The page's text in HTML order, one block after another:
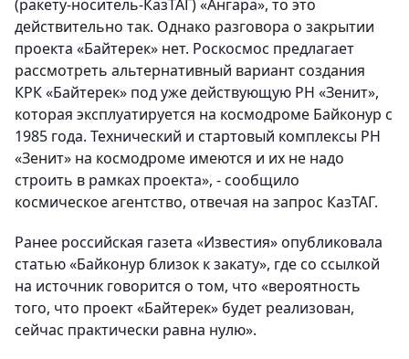
(ракету-носитель-КазТАГ) «Ангара», то это
действительно так. Однако разговора о закрытии
проекта «Байтерек» нет. Роскосмос предлагает
рассмотреть альтернативный вариант создания
КРК «Байтерек» под уже действующую РН «Зенит»,
которая эксплуатируется на космодроме Байконур с
1985 года. Технический и стартовый комплексы РН
«Зенит» на космодроме имеются и их не надо
строить в рамках проекта», - сообщило
космическое агентство, отвечая на запрос КазТАГ.
Ранее российская газета «Известия» опубликовала
статью «Байконур близок к закату», где со ссылкой
на источник говорится о том, что «вероятность
того, что проект «Байтерек» будет реализован,
сейчас практически равна нулю».